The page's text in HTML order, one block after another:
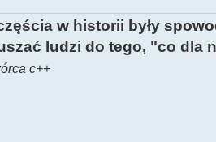
w historii były
ludzi do tego, "co dla
c++